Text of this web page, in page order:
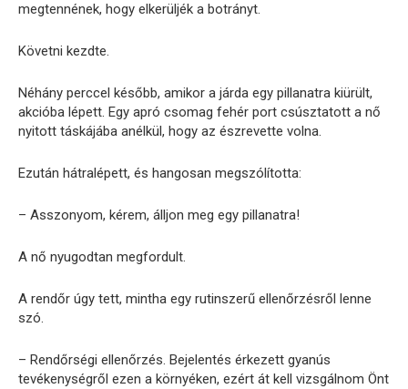
megtennének, hogy elkerüljék a botrányt.
Követni kezdte.
Néhány perccel később, amikor a járda egy pillanatra kiürült,
akcióba lépett. Egy apró csomag fehér port csúsztatott a nő
nyitott táskájába anélkül, hogy az észrevette volna.
Ezután hátralépett, és hangosan megszólította:
– Asszonyom, kérem, álljon meg egy pillanatra!
A nő nyugodtan megfordult.
A rendőr úgy tett, mintha egy rutinszerű ellenőrzésről lenne
szó.
– Rendőrségi ellenőrzés. Bejelentés érkezett gyanús
tevékenységről ezen a környéken, ezért át kell vizsgálnom Önt